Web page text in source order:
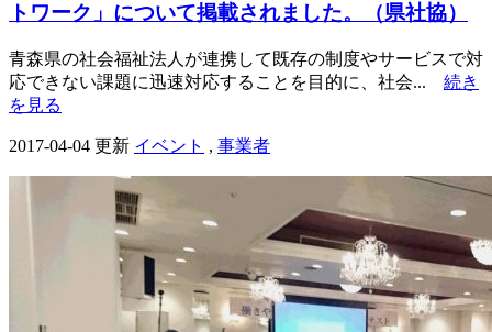
トワーク」について掲載されました。（県社協）
青森県の社会福祉法人が連携して既存の制度やサービスで対
応できない課題に迅速対応することを目的に、社会... 続き
を見る
2017-04-04 更新 イベント , 事業者